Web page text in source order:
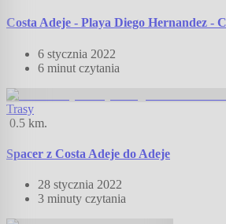
Costa Adeje - Playa Diego Hernandez -
6 stycznia 2022
6 minut czytania
Trasy
0.5 km.
Spacer z Costa Adeje do Adeje
28 stycznia 2022
3 minuty czytania